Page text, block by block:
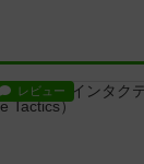
レビュー